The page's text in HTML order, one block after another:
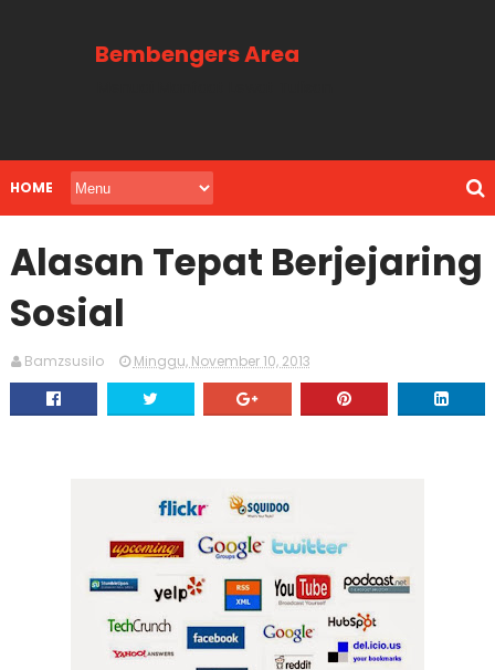
Bembengers Area
HOME
Alasan Tepat Berjejaring
Sosial
Bamzsusilo Minggu, November 10, 2013